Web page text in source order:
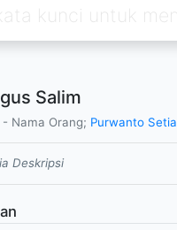
Salim
- Nama Orang; Purwanto
Deskripsi